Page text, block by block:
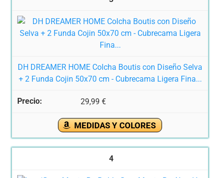
DH DREAMER HOME Colcha Boutis con Diseño Selva
+ 2 Funda Cojin 50x70 cm - Cubrecama Ligera Fina...
29,99 €
MEDIDAS Y COLORES
4